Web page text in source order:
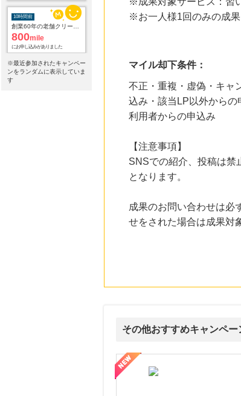
10時間前
800mile
にお申し込みがありました
10時間前
※最近参加されたキャンペー
ンをランダムに表示していま
す
※お一人様1回のみの成果
マイル却下条件：
不正・重複・虚偽・キャ
込み・該当LP以外から
利用者からの申込み
【注意事項】
SNSでの紹介、投稿は禁
となります。
成果のお問い合わせは必
せをされた場合は成果対
その他おすすめキャンペー
【ロデオドライブ】創業70年の信頼と高価買取を実現！ブ
【ファビウス公式EC】